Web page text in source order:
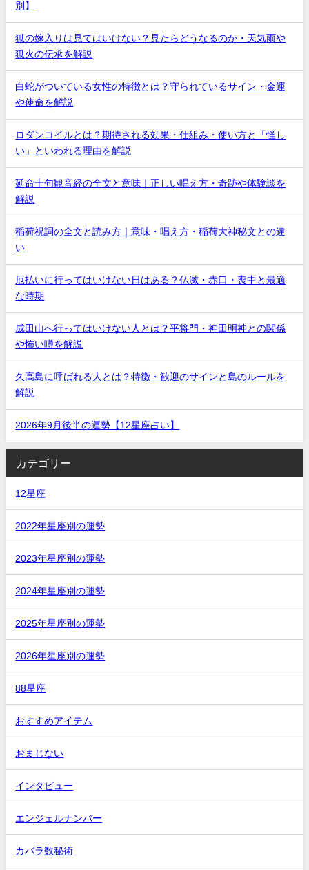
別】
狐の嫁入りは見てはいけない？見たらどうなるのか・天気雨や
狐火の伝承を解説
白蛇がついている女性の特徴とは？守られているサイン・金運
や使命を解説
ロダンコイルとは？期待される効果・仕組み・使い方と「怪し
い」といわれる理由を解説
延命十句観音経の全文と意味｜正しい唱え方・奇跡や体験談を
解説
稲荷祝詞の全文と読み方｜意味・唱え方・稲荷大神秘文との違
い
厄払いに行ってはいけない日はある？仏滅・赤口・喪中と最適
な時期
成田山へ行ってはいけない人とは？平将門・神田明神との関係
や怖い噂を解説
久高島に呼ばれる人とは？特徴・歓迎のサインと島のルールを
解説
2026年9月後半の運勢【12星座占い】
カテゴリー
12星座
2022年星座別の運勢
2023年星座別の運勢
2024年星座別の運勢
2025年星座別の運勢
2026年星座別の運勢
88星座
おすすめアイテム
おまじない
インタビュー
エンジェルナンバー
カバラ数秘術